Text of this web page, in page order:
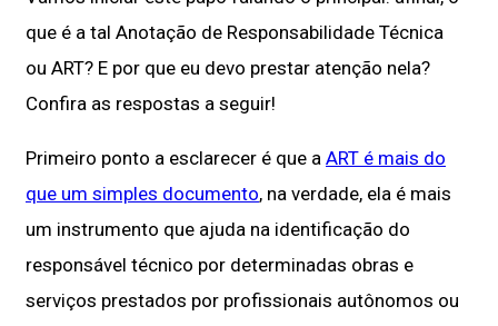
que é a tal Anotação de Responsabilidade Técnica
ou ART? E por que eu devo prestar atenção nela?
Confira as respostas a seguir!
Primeiro ponto a esclarecer é que a ART é mais do
que um simples documento, na verdade, ela é mais
um instrumento que ajuda na identificação do
responsável técnico por determinadas obras e
serviços prestados por profissionais autônomos ou